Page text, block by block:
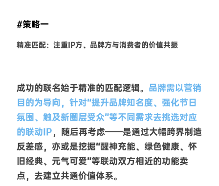
#策略一
精准匹配：注重IP方、品牌方与消费者的价值共振
成功的联名始于精准的匹配逻辑。 品牌需以营销
目的为导向，针对“提升品牌知名度、强化节日
氛围、触及新圈层受众”等不同需求去挑选对应
的联动IP，随后再考虑——是通过大幅跨界制造
反差感，亦或是挖掘“醒神充能、绿色健康、怀
旧经典、元气可爱”等联动双方相近的功能卖
点，去建立共通价值体系。